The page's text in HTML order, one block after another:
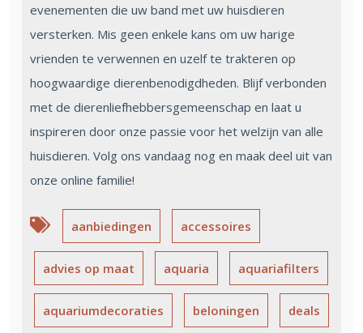
evenementen die uw band met uw huisdieren
versterken. Mis geen enkele kans om uw harige
vrienden te verwennen en uzelf te trakteren op
hoogwaardige dierenbenodigdheden. Blijf verbonden
met de dierenliefhebbersgemeenschap en laat u
inspireren door onze passie voor het welzijn van alle
huisdieren. Volg ons vandaag nog en maak deel uit van
onze online familie!
aanbiedingen accessoires
advies op maat aquaria aquariafilters
aquariumdecoraties beloningen deals